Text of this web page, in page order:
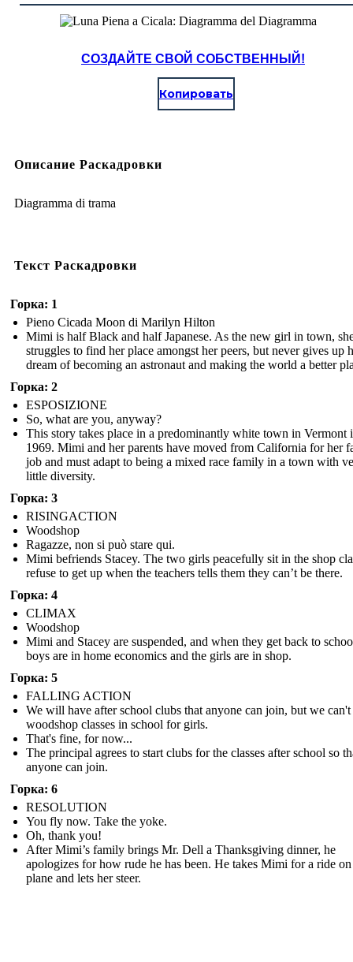
СОЗДАЙТЕ СВОЙ СОБСТВЕННЫЙ!
Копировать
Описание Раскадровки
Diagramma di trama
Текст Раскадровки
Горка: 1
Pieno Cicada Moon di Marilyn Hilton
Mimi is half Black and half Japanese. As the new girl in town,
struggles to find her place amongst her peers, but never gives up
dream of becoming an astronaut and making the world a better
Горка: 2
ESPOSIZIONE
So, what are you, anyway?
This story takes place in a predominantly white town in Vermont
1969. Mimi and her parents have moved from California for her
job and must adapt to being a mixed race family in a town with
little diversity.
Горка: 3
RISINGACTION
Woodshop
Ragazze, non si può stare qui.
Mimi befriends Stacey. The two girls peacefully sit in the shop
refuse to get up when the teachers tells them they can’t be there.
Горка: 4
CLIMAX
Woodshop
Mimi and Stacey are suspended, and when they get back to
boys are in home economics and the girls are in shop.
Горка: 5
FALLING ACTION
We will have after school clubs that anyone can join, but we can't
woodshop classes in school for girls.
That's fine, for now...
The principal agrees to start clubs for the classes after school so
anyone can join.
Горка: 6
RESOLUTION
You fly now. Take the yoke.
Oh, thank you!
After Mimi’s family brings Mr. Dell a Thanksgiving dinner, he
apologizes for how rude he has been. He takes Mimi for a ride
plane and lets her steer.